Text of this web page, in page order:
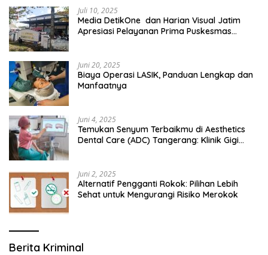
Juli 10, 2025
Media DetikOne dan Harian Visual Jatim
Apresiasi Pelayanan Prima Puskesmas
Juni 20, 2025
Biaya Operasi LASIK, Panduan Lengkap dan
Manfaatnya
Juni 4, 2025
Temukan Senyum Terbaikmu di Aesthetics
Dental Care (ADC) Tangerang: Klinik Gigi
Juni 2, 2025
Alternatif Pengganti Rokok: Pilihan Lebih
Sehat untuk Mengurangi Risiko Merokok
Berita Kriminal